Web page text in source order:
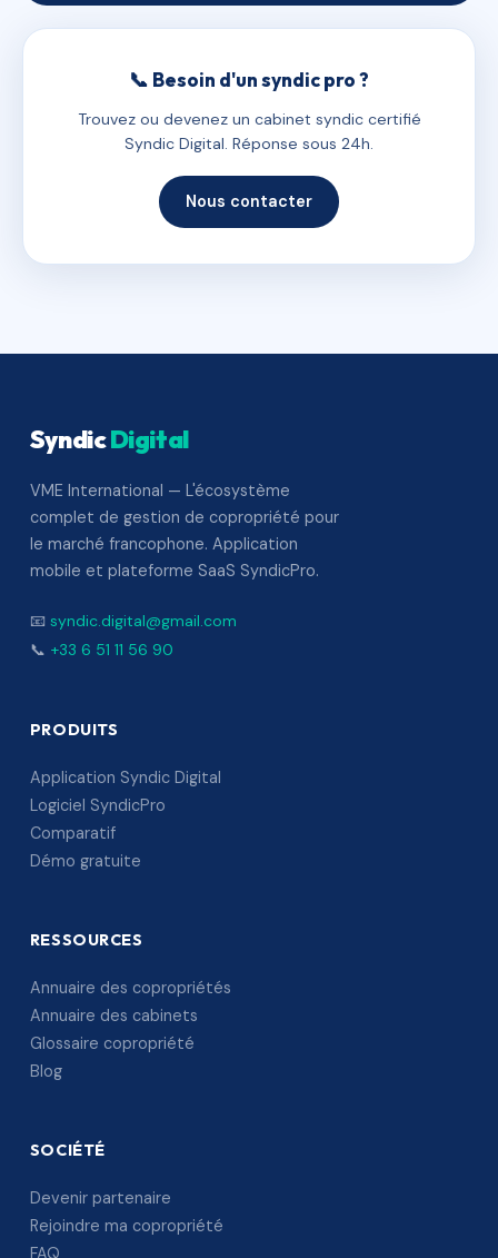
📞 Besoin d'un syndic pro ?
Trouvez ou devenez un cabinet syndic certifié
Syndic Digital. Réponse sous 24h.
Nous contacter
SyndicDigital
VME International — L'écosystème
complet de gestion de copropriété pour
le marché francophone. Application
mobile et plateforme SaaS SyndicPro.
📧 syndic.digital@gmail.com
📞 +33 6 51 11 56 90
PRODUITS
Application Syndic Digital
Logiciel SyndicPro
Comparatif
Démo gratuite
RESSOURCES
Annuaire des copropriétés
Annuaire des cabinets
Glossaire copropriété
Blog
SOCIÉTÉ
Devenir partenaire
Rejoindre ma copropriété
FAQ